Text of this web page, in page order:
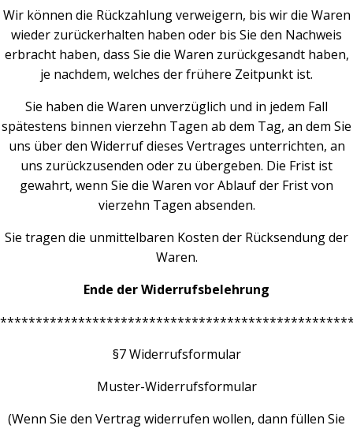
Wir können die Rückzahlung verweigern, bis wir die Waren
wieder zurückerhalten haben oder bis Sie den Nachweis
erbracht haben, dass Sie die Waren zurückgesandt haben,
je nachdem, welches der frühere Zeitpunkt ist.
Sie haben die Waren unverzüglich und in jedem Fall
spätestens binnen vierzehn Tagen ab dem Tag, an dem Sie
uns über den Widerruf dieses Vertrages unterrichten, an
uns zurückzusenden oder zu übergeben. Die Frist ist
gewahrt, wenn Sie die Waren vor Ablauf der Frist von
vierzehn Tagen absenden.
Sie tragen die unmittelbaren Kosten der Rücksendung der
Waren.
Ende der Widerrufsbelehrung
§7 Widerrufsformular
Muster-Widerrufsformular
(Wenn Sie den Vertrag widerrufen wollen, dann füllen Sie